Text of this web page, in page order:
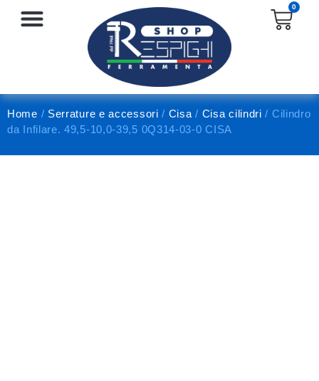
0
Home / Serrature e accessori / Cisa / Cisa cilindri / Cilindro
da Infilare. 49,5-10,0-39,5 0Q314-03-0 CISA